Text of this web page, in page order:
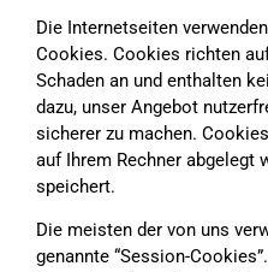
Die Internetseiten
Cookies. Cookies richten
Schaden an und enthalten
dazu, unser Angebot
sicherer zu machen.
auf Ihrem Rechner abgelegt
speichert.
Die meisten der von uns
genannte “Session-